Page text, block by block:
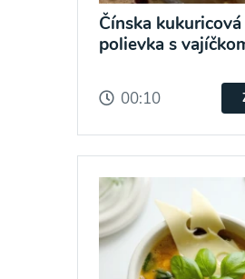
Čínska kukuricová
polievka s
00:10